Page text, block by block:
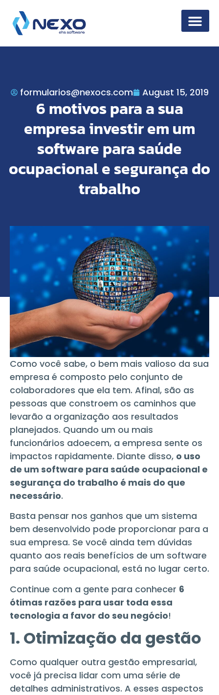
formularios@nexocs.com August 15, 2019
6 motivos para a sua
empresa investir em um
software para saúde
ocupacional e segurança do
trabalho
Como você sabe, o bem mais valioso da sua
empresa é composto pelo conjunto de
colaboradores que ela tem. Afinal, são as
pessoas que constroem os caminhos que
levarão a organização aos resultados
planejados. Quando um ou mais
funcionários adoecem, a empresa sente os
impactos rapidamente. Diante disso, o uso
de um software para saúde ocupacional e
segurança do trabalho é mais do que
necessário.
Basta pensar nos ganhos que um sistema
bem desenvolvido pode proporcionar para a
sua empresa. Se você ainda tem dúvidas
quanto aos reais benefícios de um software
para saúde ocupacional, está no lugar certo.
Continue com a gente para conhecer 6
ótimas razões para usar toda essa
tecnologia a favor do seu negócio!
1. Otimização da gestão
Como qualquer outra gestão empresarial,
você já precisa lidar com uma série de
detalhes administrativos. A esses aspectos